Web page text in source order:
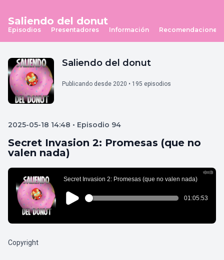
Saliendo del donut
Episodios Presentadores Información Recomendaciones
Saliendo del donut
Publicando desde 2020 • 195 episodios
2025-05-18 14:48 • Episodio 94
Secret Invasion 2: Promesas (que no
valen nada)
Copyright